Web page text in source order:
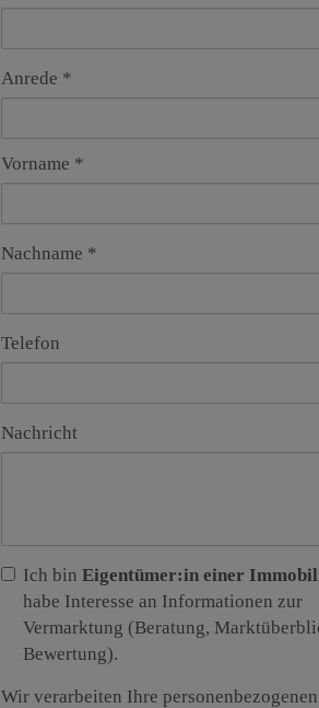
Anrede
Vorname
Nachname
Telefon
Nachricht
Ich bin Eigentümer:in einer
habe Interesse an Informationen zur
Vermarktung (Beratung,
Bewertung).
Wir verarbeiten Ihre